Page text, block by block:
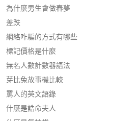
為什麼男生會做春夢
差跌
網絡咋騙的方式有哪些
標記價格是什麼
無名人數計數器語法
芽比兔故事機比較
罵人的英文語錄
什麼是誥命夫人